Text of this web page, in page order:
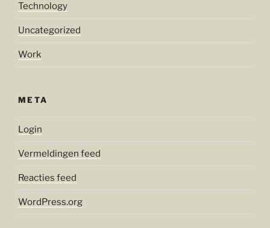
Technology
Uncategorized
Work
META
Login
Vermeldingen feed
Reacties feed
WordPress.org